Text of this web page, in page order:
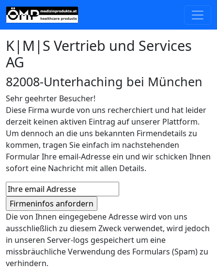
K|M|S Vertrieb und Services
AG
82008-Unterhaching bei München
Sehr geehrter Besucher!
Diese Firma wurde von uns recherchiert und hat leider
derzeit keinen aktiven Eintrag auf unserer Plattform.
Um dennoch an die uns bekannten Firmendetails zu
kommen, tragen Sie einfach im nachstehenden
Formular Ihre email-Adresse ein und wir schicken Ihnen
sofort eine Nachricht mit allen Details.
Die von Ihnen eingegebene Adresse wird von uns
ausschließlich zu diesem Zweck verwendet, wird jedoch
in unseren Server-logs gespeichert um eine
missbräuchliche Verwendung des Formulars (Spam) zu
verhindern.